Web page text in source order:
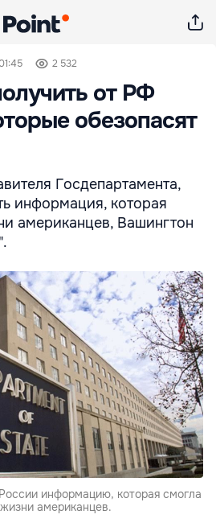
2 532
от РФ
обезопасят
Госдепартамента,
информация, которая
американцев, Вашингтон
информацию, которая смогла
американцев.